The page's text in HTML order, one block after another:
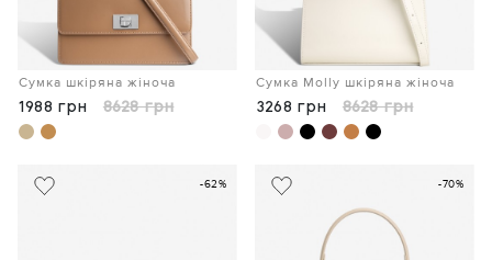
Сумка шкіряна жіноча
1988 грн 8628 грн
Сумка Molly шкіряна жіноча
3268 грн 8628 грн
-62% -70%